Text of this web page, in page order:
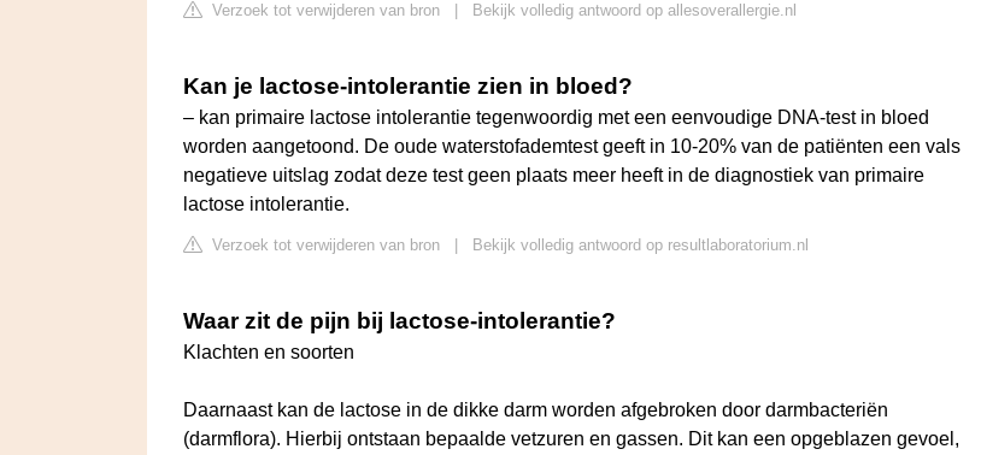
Verzoek tot verwijderen van bron Bekijk volledig antwoord op allesoverallergie.nl
Kan je lactose-intolerantie zien in bloed?
– kan primaire lactose intolerantie tegenwoordig met een eenvoudige DNA-test in bloed
worden aangetoond. De oude waterstofademtest geeft in 10-20% van de patiënten een vals
negatieve uitslag zodat deze test geen plaats meer heeft in de diagnostiek van primaire
lactose intolerantie.
Verzoek tot verwijderen van bron Bekijk volledig antwoord op resultlaboratorium.nl
Waar zit de pijn bij lactose-intolerantie?
Klachten en soorten
Daarnaast kan de lactose in de dikke darm worden afgebroken door darmbacteriën
(darmflora). Hierbij ontstaan bepaalde vetzuren en gassen. Dit kan een opgeblazen gevoel,